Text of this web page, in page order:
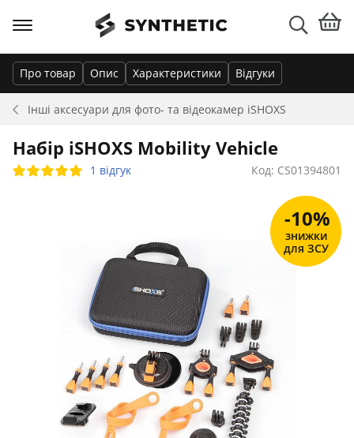
Інші аксесуари для фото- та відеокамер iSHOXS
Про товар Опис Характеристики Відгуки
Набір iSHOXS Mobility Vehicle
1 відгук Код: CS01394801
-10%
знижки
для ЗСУ